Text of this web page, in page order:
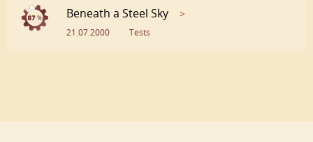
Beneath a Steel Sky >
21.07.2000 Tests